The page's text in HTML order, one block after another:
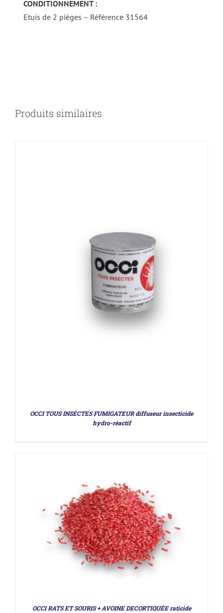
CONDITIONNEMENT :
Etuis de 2 pièges – Référence 31564
Produits similaires
DÉTAILS
OCCI TOUS INSECTES FUMIGATEUR diffuseur insecticide
hydro-réactif
OCCI RATS ET SOURIS + AVOINE DECORTIQUÉE raticide